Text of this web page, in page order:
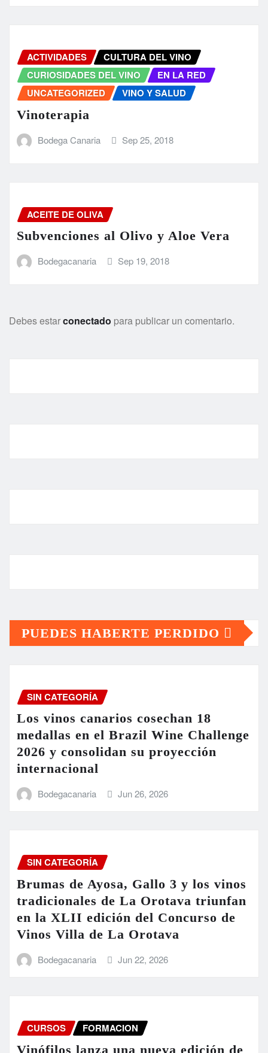
ACTIVIDADES
CULTURA DEL VINO
CURIOSIDADES DEL VINO
EN LA RED
UNCATEGORIZED
VINO Y SALUD
Vinoterapia
Bodega Canaria Sep 25, 2018
ACEITE DE OLIVA
Subvenciones al Olivo y Aloe Vera
Bodegacanaria Sep 19, 2018
Debes estarconectado para publicar un comentario.
PUEDES HABERTE PERDIDO
SIN CATEGORÍA
Los vinos canarios cosechan 18
medallas en el Brazil Wine Challenge
2026 y consolidan su proyección
internacional
Bodegacanaria Jun 26, 2026
SIN CATEGORÍA
Brumas de Ayosa, Gallo 3 y los vinos
tradicionales de La Orotava triunfan
en la XLII edición del Concurso de
Vinos Villa de La Orotava
Bodegacanaria Jun 22, 2026
CURSOS FORMACION
Vinófilos lanza una nueva edición de